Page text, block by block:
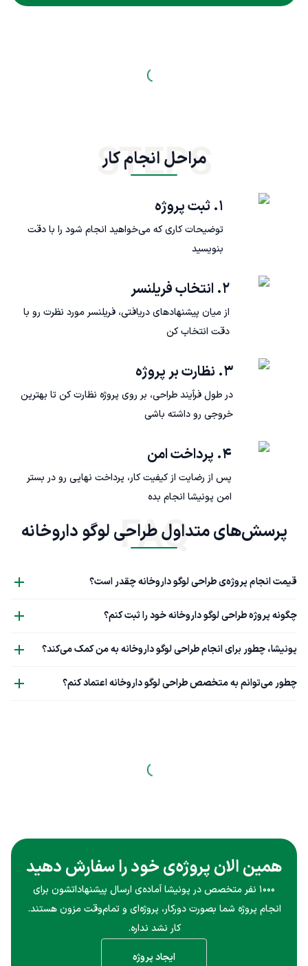
مراحل انجام کار
STEPS
۱. ثبت پروژه
توضیحات کاری که می‌خواهید انجام شود را با دقت
بنویسید
۲. انتخاب فریلنسر
از میان پیشنهادهای دریافتی، فریلنسر مورد نظرت رو با
دقت انتخاب کن
۳. نظارت بر پروژه
در طول فرآیند طراحی، بر روی پروژه نظارت کن تا بهترین
خروجی رو داشته باشی
۴. پرداخت امن
پس از رضایت از کیفیت کار، پرداخت نهایی رو در بستر
امن پونیشا انجام بده
پرسش‌های متداول طراحی لوگو داروخانه FAQ
قیمت انجام پروژه‌ی طراحی لوگو داروخانه چقدر است؟
چگونه پروژه طراحی لوگو داروخانه خود را ثبت کنم؟
پونیشا، چطور برای انجام طراحی لوگو داروخانه به من کمک می‌کند؟
چطور می‌توانم به متخصص طراحی لوگو داروخانه اعتماد کنم؟
همین الان پروژه‌ی خود را سفارش دهید
۱۰۰۰ نفر متخصص در پونیشا آماده‌ی ارسال پیشنهاداتشون برای
انجام پروژه شما بصورت دورکار، پروژه‌ای و تمام‌وقت مزون هستند.
کار نشد نداره.
ایجاد پروژه